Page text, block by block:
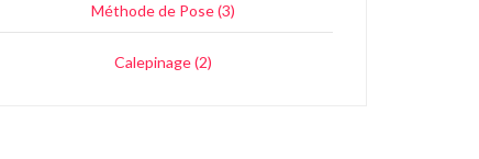
Méthode de Pose (3)
Calepinage (2)